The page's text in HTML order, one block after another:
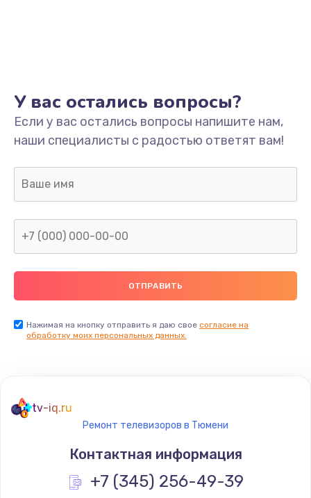
Не включается
1400 руб.
Заказать
Нет звука
800 руб.
Не видит флешку
400 руб.
Заказать
900 руб.
Заказать
У вас остались вопросы?
Если у вас остались вопросы напишите нам,
наши специалисты с радостью ответят вам!
Нажимая на кнопку отправить я даю свое согласие на
обработку моих персональных данных.
tv-iq.ru
Ремонт телевизоров в Тюмени
Контактная информация
+7 (345) 256-49-39